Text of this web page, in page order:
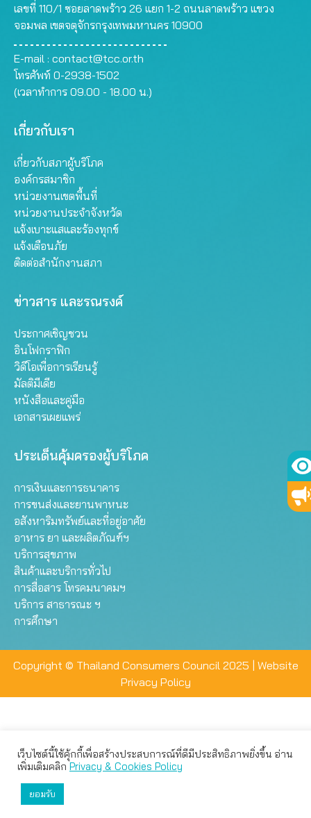
เลขที่ 110/1 ซอยลาดพร้าว 26 แยก 1-2 ถนนลาดพร้าว แขวง
จอมพล เขตจตุจักรกรุงเทพมหานคร 10900
E-mail : contact@tcc.or.th
โทรศัพท์ 0-2938-1502
(เวลาทำการ 09.00 - 18.00 น.)
เกี่ยวกับเรา
เกี่ยวกับสภาผู้บริโภค
องค์กรสมาชิก
หน่วยงานเขตพื้นที่
หน่วยงานประจำจังหวัด
แจ้งเบาะแสและร้องทุกข์
แจ้งเตือนภัย
ติดต่อสำนักงานสภา
ข่าวสาร และรณรงค์
ประกาศเชิญชวน
อินโฟกราฟิก
วิดีโอเพื่อการเรียนรู้
มัลติมีเดีย
หนังสือและคู่มือ
เอกสารเผยแพร่
ประเด็นคุ้มครองผู้บริโภค
การเงินและการธนาคาร
การขนส่งและยานพาหนะ
อสังหาริมทรัพย์และที่อยู่อาศัย
อาหาร ยา และผลิตภัณฑ์ฯ
บริการสุขภาพ
สินค้าและบริการทั่วไป
การสื่อสาร โทรคมนาคมฯ
บริการ สาธารณะ ฯ
การศึกษา
Copyright © Thailand Consumers Council 2025 | Website
Privacy Policy
เว็บไซต์นี้ใช้คุ้กกี้เพื่อสร้างประสบการณ์ที่ดีมีประสิทธิภาพยิ่งขึ้น อ่าน
เพิ่มเติมคลิกPrivacy & Cookies Policy
ยอมรับ
เว็บไซต์นี้ใช้คุกกี้เพื่อมอบประสบการณ์การใช้งานที่ดีให้แก่ท่าน คุณ
สามารถเลือกตั้งค่าความเป็นส่วนตัวได้
ยอมรับทั้งหมด